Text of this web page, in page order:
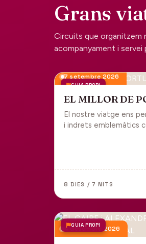
Grans
Circuits que organitzem
acompanyament i servei
GUIA PROPI
7 setembre 2026
EL MILLOR DE
El nostre viatge ens
i indrets emblemàtics
8 DIES / 7 NITS
GUIA PROPI
4 desembre 2026